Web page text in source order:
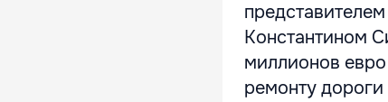
Константином
миллионов
ремонту